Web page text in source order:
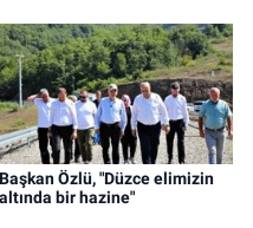
Başkan Özlü, "Düzce elimizin
altında bir hazine"